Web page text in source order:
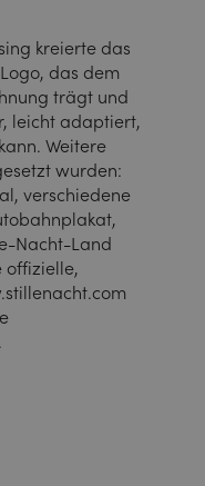
kreierte das
das dem
trägt und
leicht adaptiert,
Weitere
wurden:
verschiedene
Nacht-Land
offizielle,